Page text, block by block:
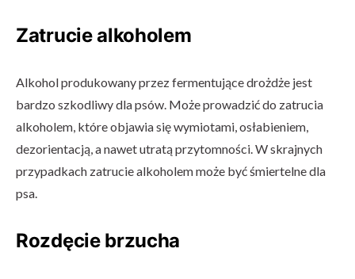
Zatrucie alkoholem
Alkohol produkowany przez fermentujące drożdże jest
bardzo szkodliwy dla psów. Może prowadzić do zatrucia
alkoholem, które objawia się wymiotami, osłabieniem,
dezorientacją, a nawet utratą przytomności. W skrajnych
przypadkach zatrucie alkoholem może być śmiertelne dla
psa.
Rozdęcie brzucha